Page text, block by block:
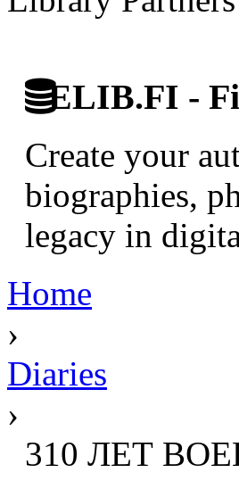
ELIB.FI -
Create your
biographies,
legacy in
Home
›
Diaries
›
310 ЛЕТ